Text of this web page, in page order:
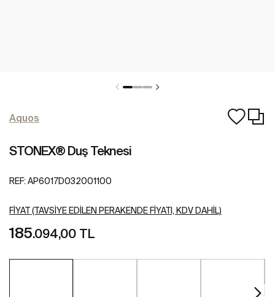
Aquos
STONEX® Duş Teknesi
REF: AP6017D032001100
FIYAT (TAVSIYE EDILEN PERAKENDE FIYATI, KDV DAHIL)
185.094,00 TL